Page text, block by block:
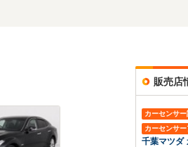
販売店
カーセンサ
カーセンサ
千葉マツダ